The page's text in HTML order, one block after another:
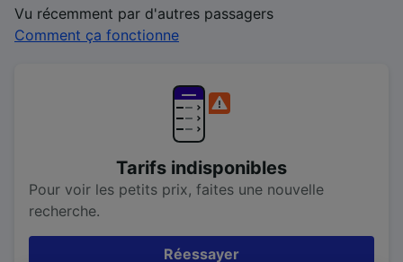
Vu récemment par d'autres passagers
Comment ça fonctionne
Tarifs indisponibles
Pour voir les petits prix, faites une nouvelle
recherche.
Réessayer